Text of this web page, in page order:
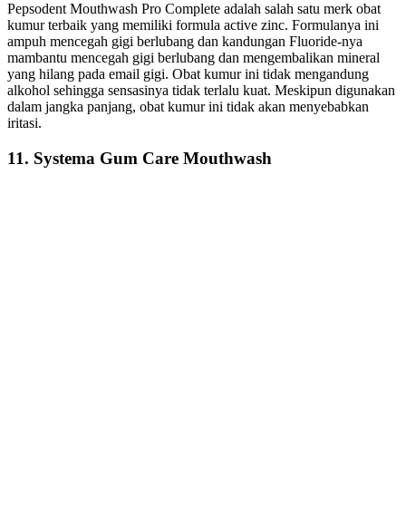
Pepsodent Mouthwash Pro Complete adalah salah satu merk obat
kumur terbaik yang memiliki formula active zinc. Formulanya ini
ampuh mencegah gigi berlubang dan kandungan Fluoride-nya
mambantu mencegah gigi berlubang dan mengembalikan mineral
yang hilang pada email gigi. Obat kumur ini tidak mengandung
alkohol sehingga sensasinya tidak terlalu kuat. Meskipun digunakan
dalam jangka panjang, obat kumur ini tidak akan menyebabkan
iritasi.
11. Systema Gum Care Mouthwash